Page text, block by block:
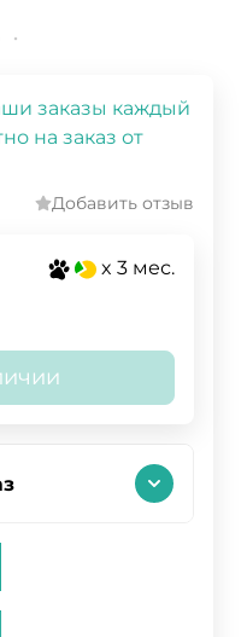
заказы каждый
на заказ от
Добавить отзыв
x 3 мес.